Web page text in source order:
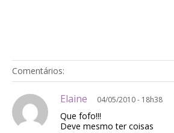
Comentários:
Elaine 04/05/2010 - 18h38
Que fofo!!!
Deve mesmo ter coisas